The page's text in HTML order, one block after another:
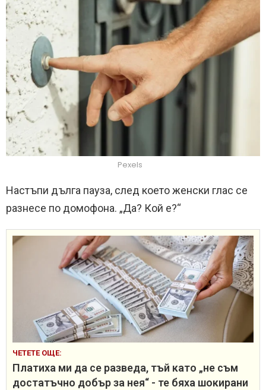
Pexels
Настъпи дълга пауза, след което женски глас се
разнесе по домофона. „Да? Кой е?“
ЧЕТЕТЕ ОЩЕ:
Платиха ми да се разведа, тъй като „не съм
достатъчно добър за нея“ - те бяха шокирани